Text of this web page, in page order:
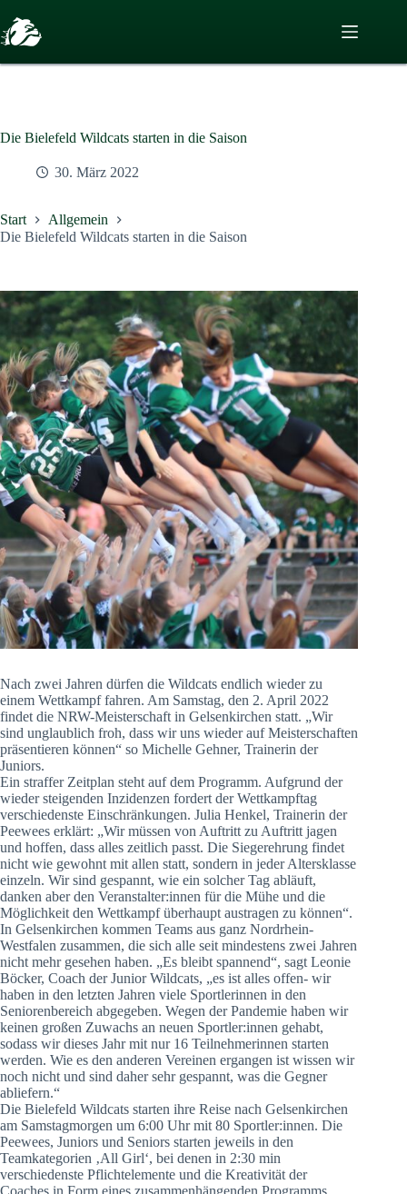
Inhalt
springen
Die Bielefeld Wildcats starten in die Saison
30. März 2022
Start
Allgemein
Die Bielefeld Wildcats starten in die Saison
Nach zwei Jahren dürfen die Wildcats endlich wieder zu
einem Wettkampf fahren. Am Samstag, den 2. April 2022
findet die NRW-Meisterschaft in Gelsenkirchen statt. „Wir
sind unglaublich froh, dass wir uns wieder auf Meisterschaften
präsentieren können“ so Michelle Gehner, Trainerin der
Juniors.
Ein straffer Zeitplan steht auf dem Programm. Aufgrund der
wieder steigenden Inzidenzen fordert der Wettkampftag
verschiedenste Einschränkungen. Julia Henkel, Trainerin der
Peewees erklärt: „Wir müssen von Auftritt zu Auftritt jagen
und hoffen, dass alles zeitlich passt. Die Siegerehrung findet
nicht wie gewohnt mit allen statt, sondern in jeder Altersklasse
einzeln. Wir sind gespannt, wie ein solcher Tag abläuft,
danken aber den Veranstalter:innen für die Mühe und die
Möglichkeit den Wettkampf überhaupt austragen zu können“.
In Gelsenkirchen kommen Teams aus ganz Nordrhein-
Westfalen zusammen, die sich alle seit mindestens zwei Jahren
nicht mehr gesehen haben. „Es bleibt spannend“, sagt Leonie
Böcker, Coach der Junior Wildcats, „es ist alles offen- wir
haben in den letzten Jahren viele Sportlerinnen in den
Seniorenbereich abgegeben. Wegen der Pandemie haben wir
keinen großen Zuwachs an neuen Sportler:innen gehabt,
sodass wir dieses Jahr mit nur 16 Teilnehmerinnen starten
werden. Wie es den anderen Vereinen ergangen ist wissen wir
noch nicht und sind daher sehr gespannt, was die Gegner
abliefern.“
Die Bielefeld Wildcats starten ihre Reise nach Gelsenkirchen
am Samstagmorgen um 6:00 Uhr mit 80 Sportler:innen. Die
Peewees, Juniors und Seniors starten jeweils in den
Teamkategorien ‚All Girl‘, bei denen in 2:30 min
verschiedenste Pflichtelemente und die Kreativität der